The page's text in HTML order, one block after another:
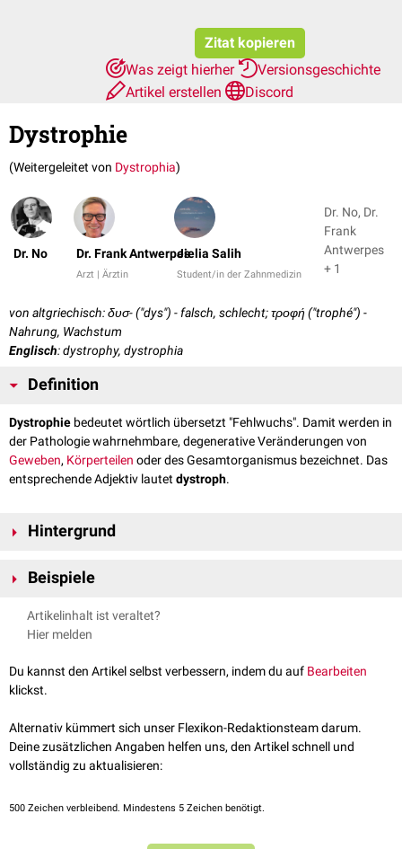
Zitat kopieren
Was zeigt hierher
Versionsgeschichte
Artikel erstellen
Discord
Dystrophie
(Weitergeleitet von Dystrophia)
Dr. No Dr. Frank Antwerpes
Arzt | Ärztin
Jielia Salih
Student/in der Zahnmedizin
Dr. No, Dr.
Frank
Antwerpes
+ 1
von altgriechisch: δυσ- ("dys") - falsch, schlecht; τροφή ("trophé") -
Nahrung, Wachstum
Englisch: dystrophy, dystrophia
Definition
Dystrophie bedeutet wörtlich übersetzt "Fehlwuchs". Damit werden in
der Pathologie wahrnehmbare, degenerative Veränderungen von
Geweben, Körperteilen oder des Gesamtorganismus bezeichnet. Das
entsprechende Adjektiv lautetdystroph.
Hintergrund
genetischeDefekte,
Eine Dystrophie ist in der Regel mit einer eingeschränkten Funktion, einer
erhöhten Anfälligkeit und einem vorzeitigen Verschleiß der betroffenen
Beispiele
Myotone Dystrophie
Muskeldystrophie
Sudeck-Dystrophie
Nageldystrophie
Artikelinhalt ist veraltet?
Hier melden
Du kannst den Artikel selbst verbessern, indem du auf Bearbeiten
klickst.
Alternativ kümmert sich unser Flexikon-Redaktionsteam darum.
Deine zusätzlichen Angaben helfen uns, den Artikel schnell und
vollständig zu aktualisieren:
500 Zeichen verbleibend. Mindestens 5 Zeichen benötigt.